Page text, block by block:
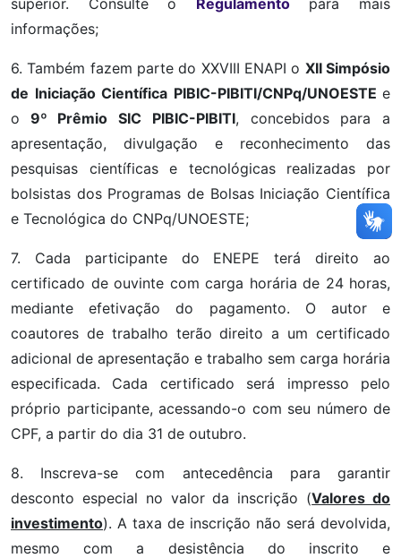
informações;
6. Também fazem parte do XXVIII ENAPI o XIISimpósio
de Iniciação Científica PIBIC-PIBITI/CNPq/UNOESTE e
o 9º Prêmio SIC PIBIC-PIBITI, concebidos para a
apresentação, divulgação e reconhecimento das
pesquisas científicas e tecnológicas realizadas por
bolsistas dos Programas de Bolsas Iniciação Científica
e Tecnológica do CNPq/UNOESTE;
7. Cada participante do ENEPE terá direito ao
certificado de ouvinte com carga horária de 24 horas,
mediante efetivação do pagamento. O autor e
coautores de trabalho terão direito a um certificado
adicional de apresentação e trabalho sem carga horária
especificada. Cada certificado será impresso pelo
próprio participante, acessando-o com seu número de
CPF, a partir do dia 31 de outubro.
8. Inscreva-se com antecedência para garantir
desconto especial no valor da inscrição (Valores do
investimento). A taxa de inscrição não será devolvida,
mesmo com a desistência do inscrito e